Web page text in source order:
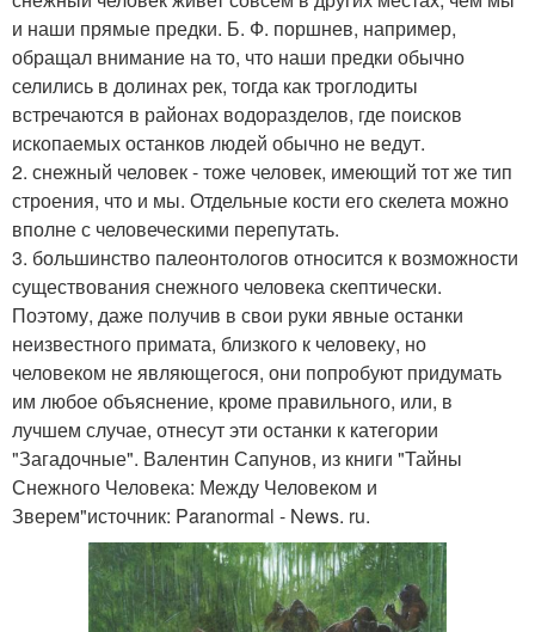
и наши прямые предки. Б. Ф. поршнев, например,
обращал внимание на то, что наши предки обычно
селились в долинах рек, тогда как троглодиты
встречаются в районах водоразделов, где поисков
ископаемых останков людей обычно не ведут.
2. снежный человек - тоже человек, имеющий тот же тип
строения, что и мы. Отдельные кости его скелета можно
вполне с человеческими перепутать.
3. большинство палеонтологов относится к возможности
существования снежного человека скептически.
Поэтому, даже получив в свои руки явные останки
неизвестного примата, близкого к человеку, но
человеком не являющегося, они попробуют придумать
им любое объяснение, кроме правильного, или, в
лучшем случае, отнесут эти останки к категории
"Загадочные". Валентин Сапунов, из книги "Тайны
Снежного Человека: Между Человеком и
Зверем"источник: Paranormal - News. ru.